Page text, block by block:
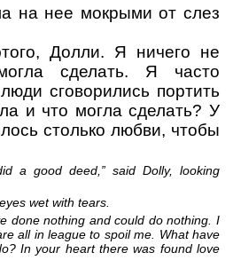
на нее мокрыми от слез
Долли. Я ничего не
сделать. Я часто
сговорились портить
и что могла сделать? У
столько любви, чтобы
a good deed,” said Dolly, looking
wet with tears.
done nothing and could do nothing. I
all in league to spoil me. What have
In your heart there was found love